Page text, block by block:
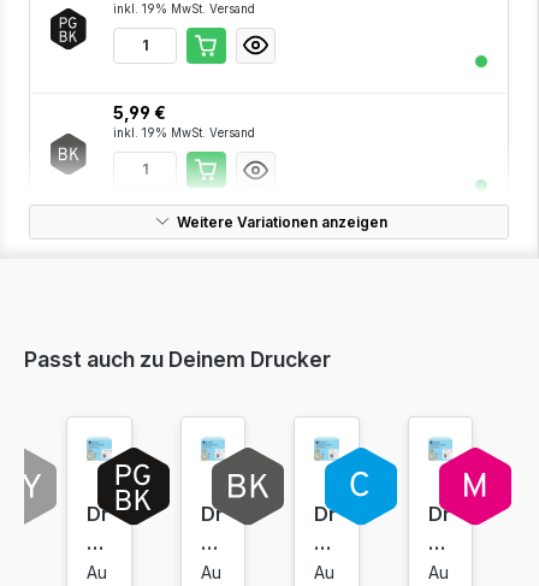
inkl. 19% MwSt. Versand
5,99 €
inkl. 19% MwSt. Versand
5,99 €
5,99 €
5,99 €
inkl. 19% MwSt. Versand
Weitere Variationen anzeigen
Passt auch zu Deinem Drucker
Dr
uc
ke
Au
Dr
uc
ke
Au
Dr
uc
ke
Au
Dr
uc
ke
Au